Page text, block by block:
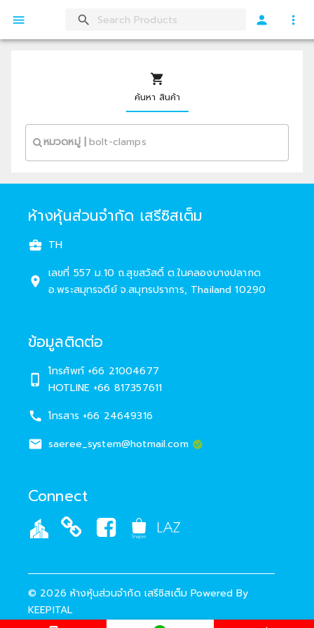
ค้นหา สินค้า
หมวดหมู่|
ห้างหุ้นส่วนจำกัด เสรีซิสเต็ม
TH
เลขที่ 557 ม.10 ถ.สุขสวัสดิ์ ต.ในคลองบางปลากด
อ.พระสมุทรจดีย์ จ.สมุทรปราการ, Thailand 10290
ข้อมูลติดต่อ
โทรศัพท์ +66 21004677
HOTLINE +66 817357611
โทรสาร +66 24649316
saeree_system@hotmail.com
Connect
© 2026 ห้างหุ้นส่วนจำกัด เสรีซิสเต็ม Powered By
KEEPITAL